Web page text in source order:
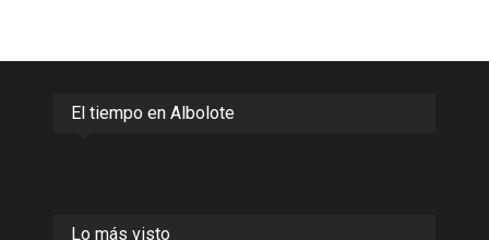
El tiempo en Albolote
Lo más visto